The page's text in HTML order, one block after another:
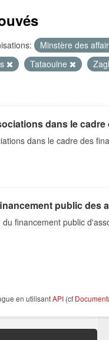
Minstère des
Tataouine
dans le
dans le cadre des
public des
financement public
en utilisantAPI (cf